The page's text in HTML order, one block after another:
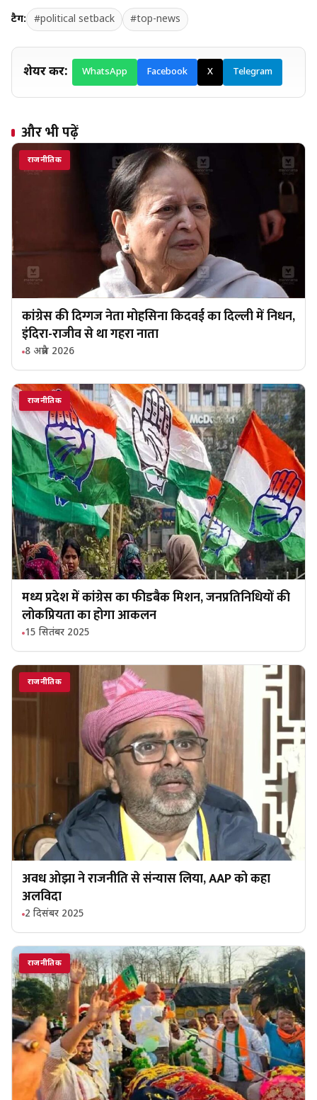
टैग: #political setback #top-news
शेयर करें: WhatsApp Facebook X Telegram
और भी पढ़ें
राजनीतिक
कांग्रेस की दिग्गज नेता मोहसिना किदवई का दिल्ली में निधन,
इंदिरा-राजीव से था गहरा नाता
8 अप्रैल 2026
राजनीतिक
मध्य प्रदेश में कांग्रेस का फीडबैक मिशन, जनप्रतिनिधियों की
लोकप्रियता का होगा आकलन
15 सितंबर 2025
राजनीतिक
अवध ओझा ने राजनीति से संन्यास लिया, AAP को कहा
अलविदा
2 दिसंबर 2025
राजनीतिक